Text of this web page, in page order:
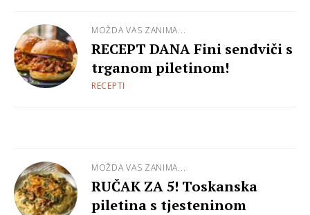
MOŽDA VAS ZANIMA...
RECEPT DANA Fini sendviči s
trganom piletinom!
RECEPTI
MOŽDA VAS ZANIMA...
RUČAK ZA 5! Toskanska
piletina s tjesteninom